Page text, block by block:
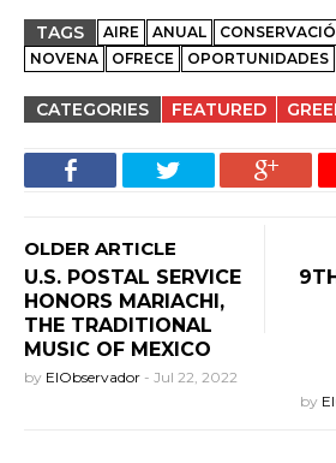
TAGS AIRE ANUAL
NOVENA
OFRECE OPORTUNIDADES
CATEGORIES FEATURED
OLDER ARTICLE
U.S. POSTAL SERVICE
HONORS MARIACHI,
THE TRADITIONAL
MUSIC OF MEXICO
by ElObservador - Jul 22, 2022
by